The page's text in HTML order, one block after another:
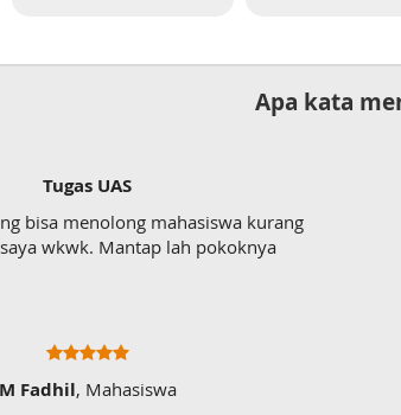
Apa kata
Tugas UAS
menolong mahasiswa kurang
Mantap lah pokoknya
, Mahasiswa